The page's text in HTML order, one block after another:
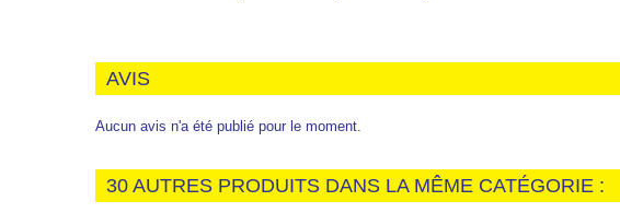
AVIS
Aucun avis n'a été publié pour le moment.
30 AUTRES PRODUITS DANS LA MÊME CATÉGORIE :